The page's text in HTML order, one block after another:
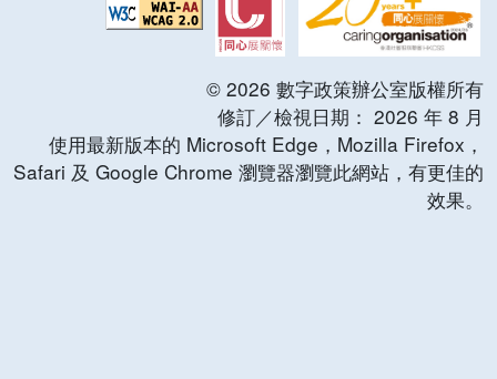
© 2026 數字政策辦公室版權所有
修訂／檢視日期： 2026 年 8 月
使用最新版本的 Microsoft Edge，Mozilla Firefox，
Safari 及 Google Chrome 瀏覽器瀏覽此網站，有更佳的
效果。